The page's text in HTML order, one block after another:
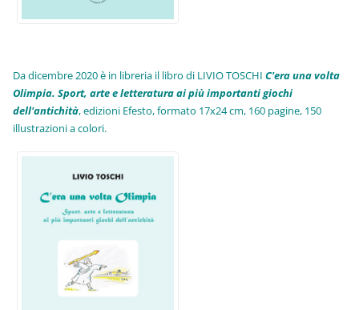
Da dicembre 2020 è in libreria il libro di LIVIO TOSCHIC'era una volta
Olimpia. Sport, arte e letteratura ai più importanti giochi
dell'antichità,edizioni Efesto, formato 17x24 cm, 160 pagine, 150
illustrazioni a colori.